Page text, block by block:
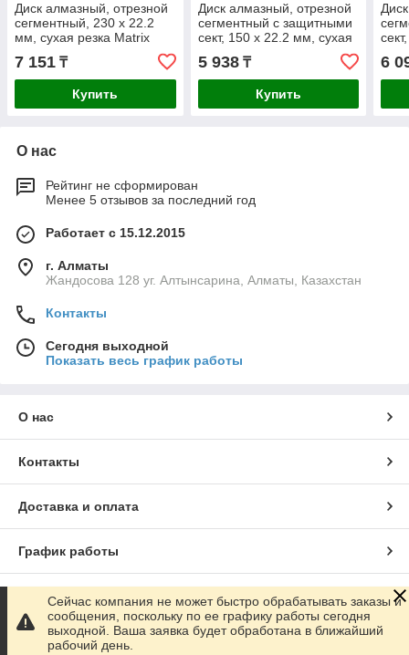
Диск алмазный, отрезной
сегментный, 230 х 22.2
мм, сухая резка Matrix
Professional
7 151 ₸
Купить
Диск алмазный, отрезной
сегментный с защитными
сект, 150 х 22.2 мм, сухая
резка Matrix Professional
5 938₸
Купить
6
О нас
Рейтинг не сформирован
Менее 5 отзывов за последний год
Работает с 15.12.2015
г. Алматы
Жандосова 128 уг. Алтынсарина, Алматы, Казахстан
Контакты
Сегодня выходной
Показать весь график работы
О нас
Контакты
Доставка и оплата
График работы
Полная версия сайта
Сайт создан на маркетплейсе Satu.kz
Сейчас компания не может быстро обрабатывать заказы и
сообщения, поскольку по ее графику работы сегодня
выходной. Ваша заявка будет обработана в ближайший
рабочий день.